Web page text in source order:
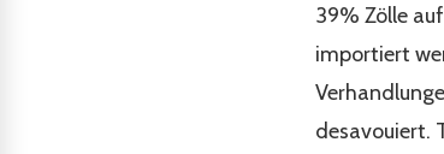
39% Zölle
importiert
desavouiert.